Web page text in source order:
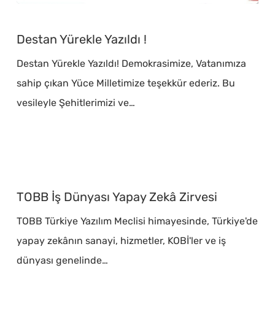
Yürekle
Destan Yürekle Yazıldı !
Destan Yürekle Yazıldı! Demokrasimize, Vatanımıza
sahip çıkan Yüce Milletimize teşekkür ederiz. Bu
vesileyle Şehitlerimizi ve…
Yapay
Zekâ
Zirvesi
TOBB İş Dünyası Yapay Zekâ Zirvesi
TOBB Türkiye Yazılım Meclisi himayesinde, Türkiye'de
yapay zekânın sanayi, hizmetler, KOBİ'ler ve iş
dünyası genelinde…